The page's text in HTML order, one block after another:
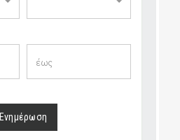
Ενημέρωση